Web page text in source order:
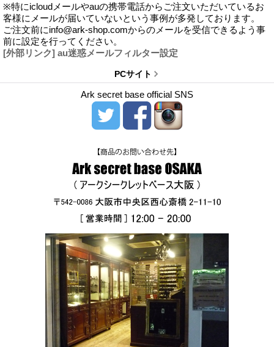
※特にicloudメールやauの携帯電話からご注文いただいているお
客様にメールが届いていないという事例が多発しております。
ご注文前にinfo@ark-shop.comからのメールを受信できるよう事
前に設定を行ってください。
[外部リンク] au迷惑メールフィルター設定
PCサイト
Ark secret base official SNS